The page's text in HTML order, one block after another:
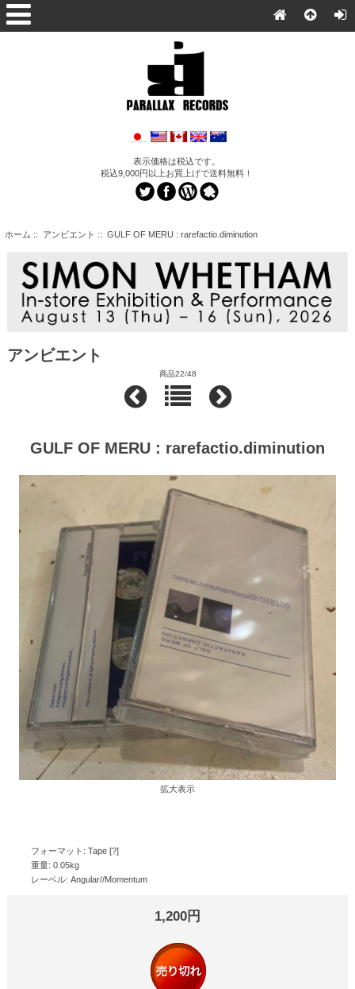
表示価格は税込です。
税込9,000円以上お買上げで送料無料！
ホーム :: アンビエント :: GULF OF MERU : rarefactio.diminution
アンビエント
商品22/48
GULF OF MERU : rarefactio.diminution
拡大表示
フォーマット: Tape [?]
重量: 0.05kg
レーベル: Angular//Momentum
1,200円